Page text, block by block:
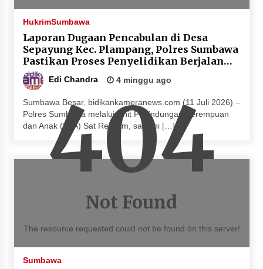
HukrimSumbawa
Laporan Dugaan Pencabulan di Desa
Sepayung Kec. Plampang, Polres Sumbawa
Pastikan Proses Penyelidikan Berjalan
Maksimal
Edi Chandra 4 minggu ago
Sumbawa Besar, bidikankameranews.com (11 Juli 2026) –
Polres Sumbawa melalui Unit Perlindungan Perempuan
dan Anak (PPA) Sat Reskrim, saat ini […]
Sumbawa
404
Not Found
The resource requested could not be found on this server!